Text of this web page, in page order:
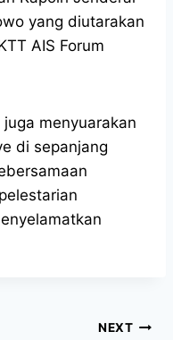
yang diutarakan
AIS Forum
menyuarakan
di sepanjang
NEXT